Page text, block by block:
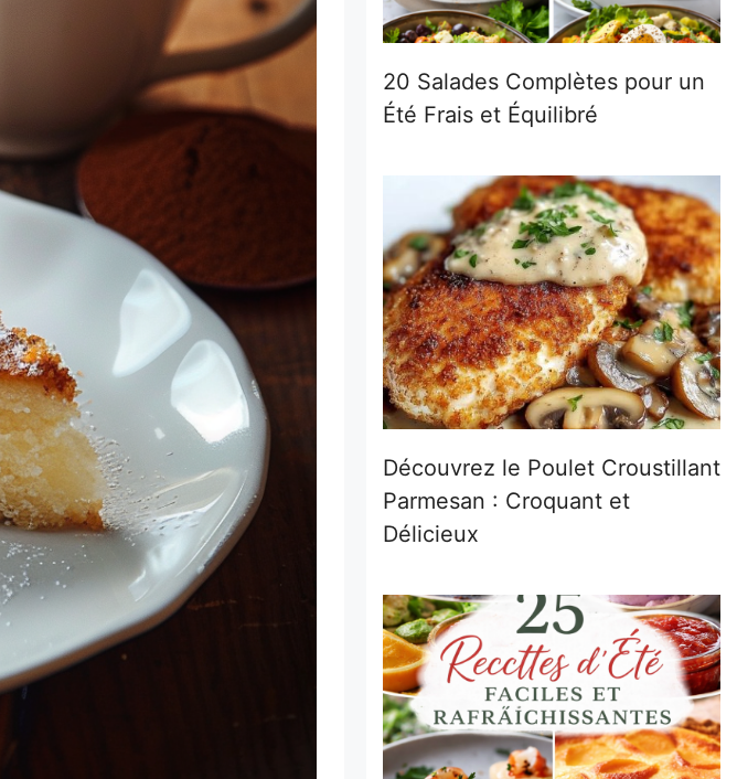
20 Salades Complètes pour un
Été Frais et Équilibré
Découvrez le Poulet Croustillant
Parmesan : Croquant et
Délicieux